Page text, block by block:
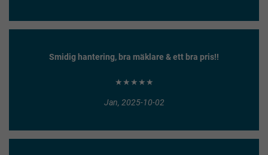
Smidig hantering, bra mäklare & ett bra pris!!
★★★★★
Jan, 2025-10-02